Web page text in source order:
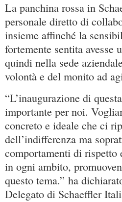
La panchina rossa in
personale diretto di
insieme affinché la
fortemente sentita avesse
quindi nella sede
volontà e del monito ad
“L’inaugurazione di
importante per noi.
concreto e ideale che ci
dell’indifferenza ma
comportamenti di rispetto
in ogni ambito,
questo tema.” ha
Delegato di Schaeffler